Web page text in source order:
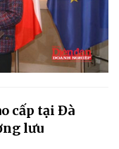
cấp tại Đà
lưu